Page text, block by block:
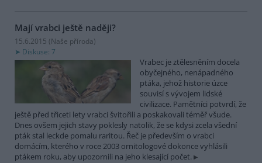
Mají vrabci ještě naději?
15.6.2015 (Naše příroda)
Diskuse: 7
Vrabec je ztělesněním docela
obyčejného, nenápadného
ptáka, jehož historie úzce
souvisí s vývojem lidské
civilizace. Pamětníci potvrdí, že
ještě před třiceti lety vrabci švitořili a poskakovali téměř všude.
Dnes ovšem jejich stavy poklesly natolik, že se kdysi zcela všední
pták stal leckde pomalu raritou. Řeč je především o vrabci
domácím, kterého v roce 2003 ornitologové dokonce vyhlásili
ptákem roku, aby upozornili na jeho klesající počet.